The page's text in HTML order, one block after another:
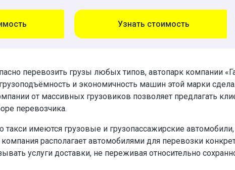
Узнать стоимость
перевозить грузы любых типов, автопарк компании
и экономичность машин этой марки
от массивных грузовиков позволяет предлагать
перевозчика.
такси имеются грузовые и грузопассажирские
располагает автомобилями для перевозки
услуги доставки, не переживая относительно